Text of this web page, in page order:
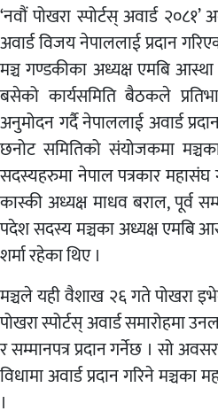
‘नवौं पोखरा स्पोर्टस् अवार्ड
अवार्ड विजय नेपाललाई प्रदान
मञ्च गण्डकीका अध्यक्ष एमबि
बसेको कार्यसमिति बैठकले
अनुमोदन गर्दै नेपाललाई अवार्ड
छनोट समितिको संयोजकमा
सदस्यहरुमा नेपाल पत्रकार
कास्की अध्यक्ष माधव बराल, पूर्व
पदेश सदस्य मञ्चका अध्यक्ष एमबि
शर्मा रहेका थिए ।
मञ्चले यही वैशाख २६ गते पोखरा
पोखरा स्पोर्टस् अवार्ड समारोहमा
र सम्मानपत्र प्रदान गर्नेछ । सो
विधामा अवार्ड प्रदान गरिने
।